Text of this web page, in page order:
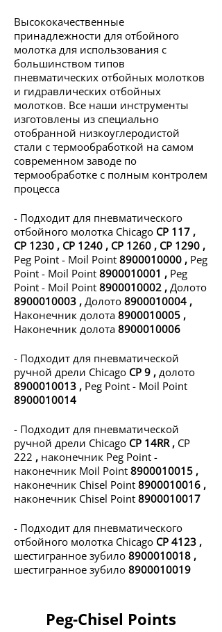
Высококачественные
принадлежности для отбойного
молотка для использования с
большинством типов
пневматических отбойных молотков
и гидравлических отбойных
молотков. Все наши инструменты
изготовлены из специально
отобранной низкоуглеродистой
стали с термообработкой на самом
современном заводе по
термообработке с полным контролем
процесса
- Подходит для пневматического
отбойного молотка Chicago CP 117 ,
CP 1230 , CP 1240 , CP 1260 , CP 1290 ,
Peg Point - Moil Point 8900010000 , Peg
Point - Moil Point 8900010001 , Peg
Point - Moil Point 8900010002 , Долото
8900010003 , Долото 8900010004 ,
Наконечник долота 8900010005 ,
Наконечник долота 8900010006
- Подходит для пневматической
ручной дрели Chicago CP 9 , долото
8900010013 , Peg Point - Moil Point
8900010014
- Подходит для пневматической
ручной дрели Chicago CP 14RR , CP
222 , наконечник Peg Point -
наконечник Moil Point 8900010015 ,
наконечник Chisel Point 8900010016 ,
наконечник Chisel Point 8900010017
- Подходит для пневматического
отбойного молотка Chicago CP 4123 ,
шестигранное зубило 8900010018 ,
шестигранное зубило 8900010019
Peg-Chisel Points